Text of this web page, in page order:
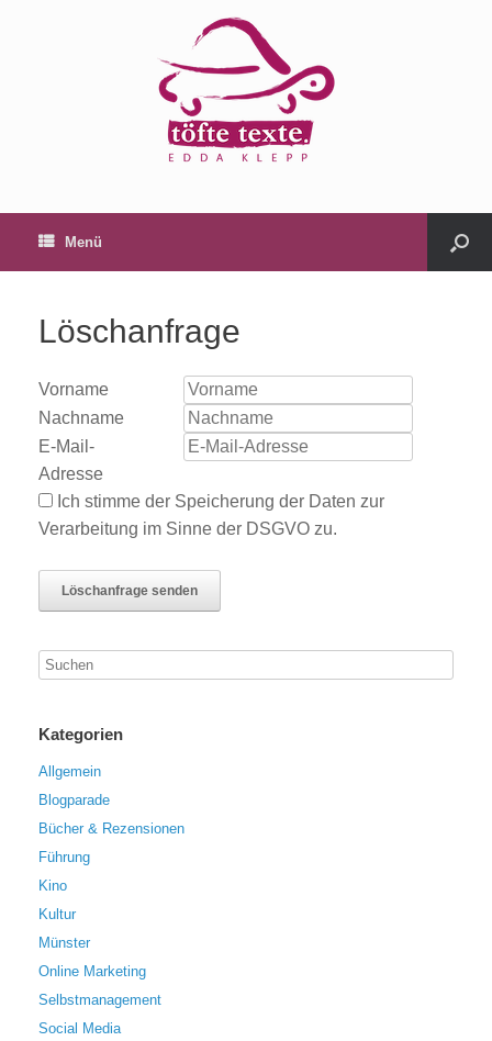
Menü
Löschanfrage
Vorname
Nachname
E-Mail-
Adresse
Ich stimme der Speicherung der Daten zur
Verarbeitung im Sinne der DSGVO zu.
Kategorien
Allgemein
Blogparade
Bücher & Rezensionen
Führung
Kino
Kultur
Münster
Online Marketing
Selbstmanagement
Social Media